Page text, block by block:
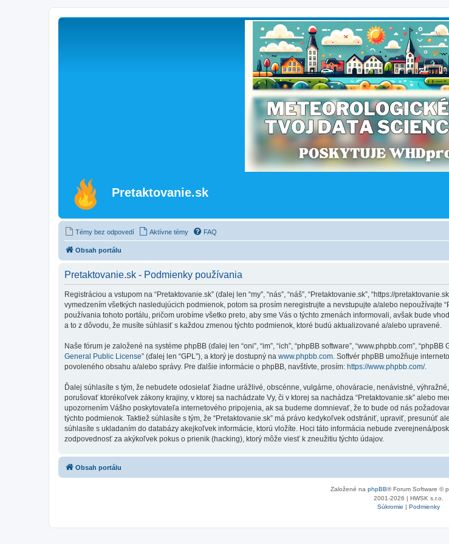
Pretaktovanie.sk
Témy bez odpovedí Aktívne témy FAQ
Obsah portálu
Pretaktovanie.sk - Podmienky používania
Registráciou a vstupom na “Pretaktovanie.sk” (ďalej len “my”, “nás”, “náš”, “Pretaktovanie.sk”, “https://
vymedzením všetkých nasledujúcich podmienok, potom sa prosím neregistrujte a nevstupujte a/alebo
používania tohoto portálu, pričom urobíme všetko preto, aby sme Vás o týchto zmenách informovali, avšak bude
a to z dôvodu, že musíte súhlasiť s každou zmenou týchto podmienok, ktoré budú aktualizované a/alebo upravené.
Naše fórum je založené na systéme phpBB (ďalej len “oni”, “im”, “ich”, “phpBB software”, “www.phpbb.com”,
General Public License” (ďalej len “GPL”), a ktorý je dostupný na www.phpbb.com. Softvér phpBB umožňuje
povoleného obsahu a/alebo správy. Pre ďalšie informácie o phpBB, navštívte, prosím: https://www.phpbb.com/.
Ďalej súhlasíte s tým, že nebudete odosielať žiadne urážlivé, obscénne, vulgárne, ohováracie, nenávistné,
porušovať ktorékoľvek zákony krajiny, v ktorej sa nachádzate Vy, či v ktorej sa nachádza “Pretaktovanie.sk” alebo
upozornením Vášho poskytovateľa internetového pripojenia, ak sa budeme domnievať, že to bude od nás
týchto podmienok. Taktiež súhlasíte s tým, že “Pretaktovanie.sk” má právo kedykoľvek odstrániť, upraviť, presunúť
súhlasíte s ukladaním do databázy akejkoľvek informácie, ktorú vložíte. Hoci táto informácia nebude zverejnená/
zodpovednosť za akýkoľvek pokus o prienik (hacking), ktorý môže viesť k zneužitiu týchto údajov.
Obsah portálu
Založené na phpBB® Forum Software ©
2001-2026 | HWSK s.r.o.
Súkromie | Podmienky